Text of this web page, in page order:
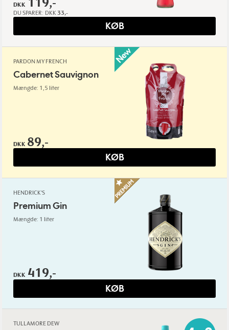
DKK
DU SPARER: DKK 33,-
KØB
PARDON MY FRENCH
Cabernet Sauvignon
Mængde: 1,5 liter
DKK 89,-
KØB
HENDRICK'S
Premium Gin
Mængde: 1 liter
DKK 419,-
KØB
TULLAMORE DEW